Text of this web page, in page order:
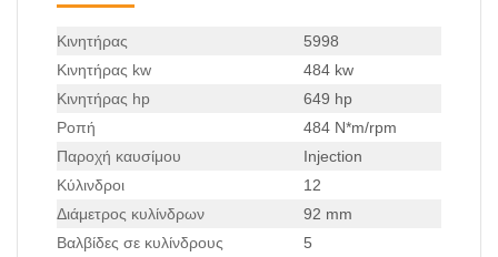
Κινητήρας
5998
Κινητήρας kw
484 kw
Κινητήρας hp
649 hp
Ροπή
484 N*m/rpm
Παροχή καυσίμου
Injection
Κύλινδροι
12
Διάμετρος κυλίνδρων
92 mm
Βαλβίδες σε κυλίνδρους
5